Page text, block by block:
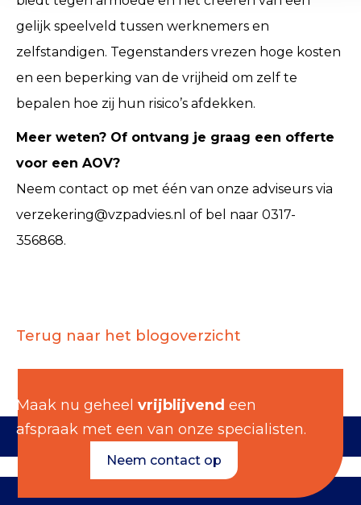
gelijk speelveld tussen werknemers en
zelfstandigen. Tegenstanders vrezen hoge kosten
en een beperking van de vrijheid om zelf te
bepalen hoe zij hun risico’s afdekken.
Meer weten? Of ontvang je graag een offerte
voor een AOV?
Neem contact op met één van onze adviseurs via
verzekering@vzpadvies.nl of bel naar 0317-
356868.
Terug naar het blogoverzicht
Maak nu geheel vrijblijvend een
afspraak met een van onze specialisten.
Neem contact op